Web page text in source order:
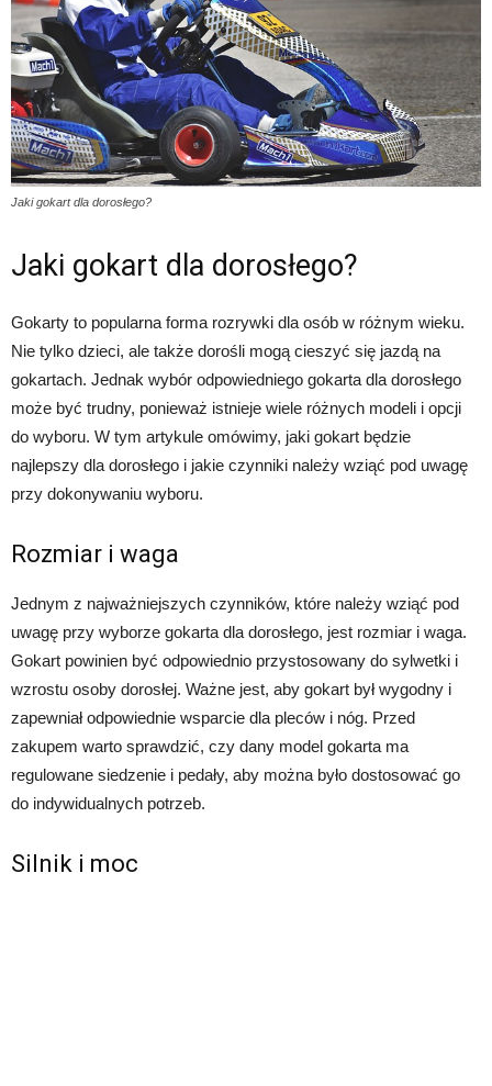
Jaki gokart dla dorosłego?
Jaki gokart dla dorosłego?
Gokarty to popularna forma rozrywki dla osób w różnym wieku.
Nie tylko dzieci, ale także dorośli mogą cieszyć się jazdą na
gokartach. Jednak wybór odpowiedniego gokarta dla dorosłego
może być trudny, ponieważ istnieje wiele różnych modeli i opcji
do wyboru. W tym artykule omówimy, jaki gokart będzie
najlepszy dla dorosłego i jakie czynniki należy wziąć pod uwagę
przy dokonywaniu wyboru.
Rozmiar i waga
Jednym z najważniejszych czynników, które należy wziąć pod
uwagę przy wyborze gokarta dla dorosłego, jest rozmiar i waga.
Gokart powinien być odpowiednio przystosowany do sylwetki i
wzrostu osoby dorosłej. Ważne jest, aby gokart był wygodny i
zapewniał odpowiednie wsparcie dla pleców i nóg. Przed
zakupem warto sprawdzić, czy dany model gokarta ma
regulowane siedzenie i pedały, aby można było dostosować go
do indywidualnych potrzeb.
Silnik i moc